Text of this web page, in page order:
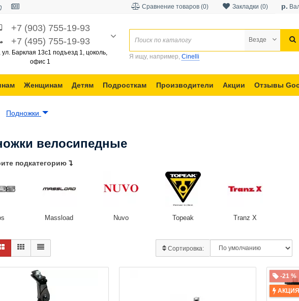
р.
Закладки (0)
Сравнение товаров (0)
+7 (903) 755-19-93
+7 (495) 755-19-93
ул. Барклая 13с1 подъезд 1, цоколь,
офис 1
Везде
Я ищу, например, Cinelli
Женщинам Детям Подросткам Производители Акции Отзывы
Подножки
велосипедные
подкатегорию
Massload Nuvo Topeak Tranz X
Сортировка:
-21 %
АКЦИЯ